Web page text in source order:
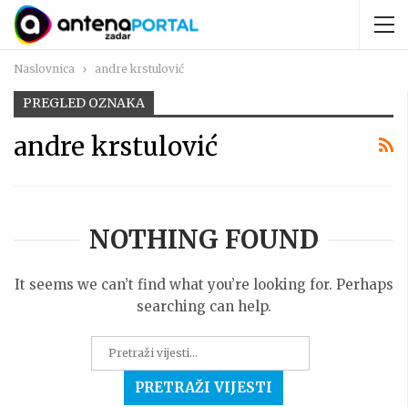
Naslovnica andre krstulović
PREGLED OZNAKA
andre krstulović
NOTHING FOUND
It seems we can’t find what you’re looking for. Perhaps
searching can help.